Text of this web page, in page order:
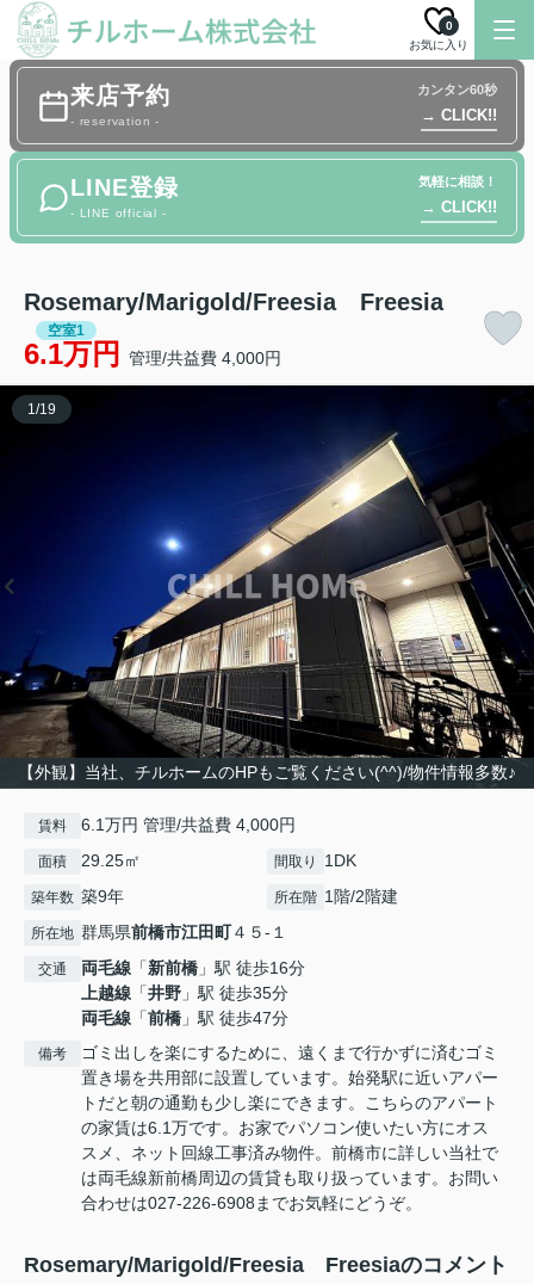
お気に入り
0
来店予約
- reservation -
カンタン60秒
→ CLICK!!
LINE登録
- LINE official -
気軽に相談！
→ CLICK!!
Rosemary/Marigold/Freesia Freesia
空室1
6.1万円 管理/共益費 4,000円
【外観】当社、チルホームのHPもご覧ください(^^)/物件情報多数♪
1/19
賃料 6.1万円 管理/共益費 4,000円
面積 29.25㎡ 間取り 1DK
築年数 築9年 所在階 1階/2階建
所在地 群馬県前橋市江田町４５-１
交通 両毛線 「新前橋 」駅 徒歩16分
上越線 「井野 」駅 徒歩35分
両毛線 「前橋 」駅 徒歩47分
備考
ゴミ出しを楽にするために、遠くまで行かずに済むゴミ
置き場を共用部に設置しています。始発駅に近いアパー
トだと朝の通勤も少し楽にできます。こちらのアパート
の家賃は6.1万です。お家でパソコン使いたい方にオス
スメ、ネット回線工事済み物件。前橋市に詳しい当社で
は両毛線新前橋周辺の賃貸も取り扱っています。お問い
合わせは027-226-6908までお気軽にどうぞ。
Rosemary/Marigold/Freesia Freesiaのコメント